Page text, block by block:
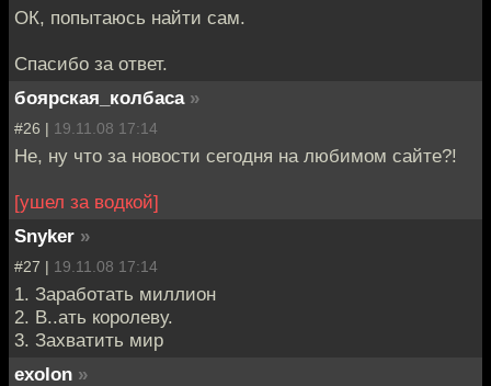
ОК, попытаюсь найти сам.
Спасибо за ответ.
боярская_колбаса »
#26 | 19.11.08 17:14
Не, ну что за новости сегодня на любимом сайте?!
[ушел за водкой]
Snyker »
#27 | 19.11.08 17:14
1. Заработать миллион
2. В..ать королеву.
3. Захватить мир
exolon »